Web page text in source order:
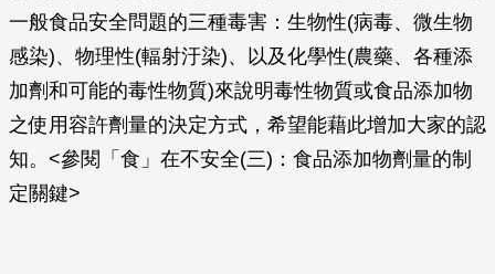
一般食品安全問題的三種毒害：生物性(病毒、微生物
感染)、物理性(輻射汙染)、以及化學性(農藥、各種添
加劑和可能的毒性物質)來說明毒性物質或食品添加物
之使用容許劑量的決定方式，希望能藉此增加大家的認
知。<參閱「食」在不安全(三)：食品添加物劑量的制
定關鍵>